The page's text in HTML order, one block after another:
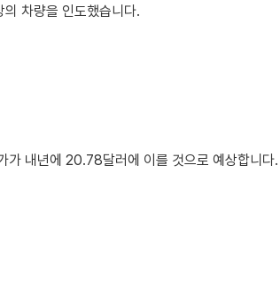
차량을 인도했습니다.
내년에 20.78달러에 이를 것으로 예상합니다.